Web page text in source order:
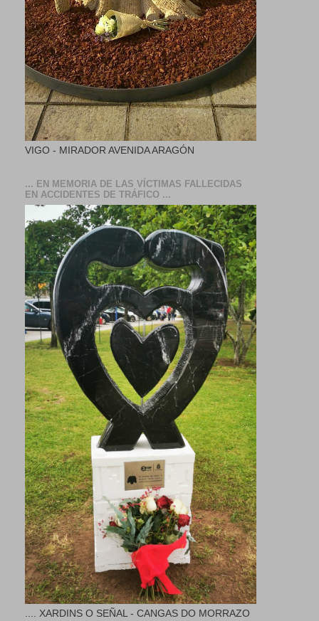
VIGO - MIRADOR AVENIDA ARAGÓN
... EN MEMORIA DE LAS VÍCTIMAS FALLECIDAS
EN ACCIDENTES DE TRÁFICO ...
.... XARDINS O SEÑAL - CANGAS DO MORRAZO